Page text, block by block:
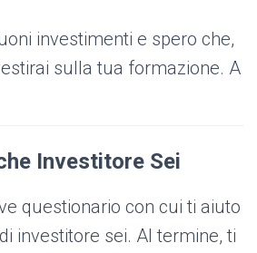
investimenti e spero che,
sulla tua formazione. A
Investitore Sei
questionario con cui ti aiuto
investitore sei. Al termine, ti